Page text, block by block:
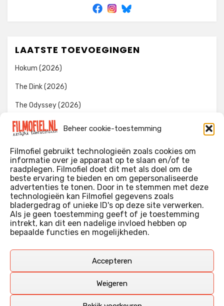
Beheer cookie-toestemming
Filmofiel gebruikt technologieën zoals cookies om
informatie over je apparaat op te slaan en/of te
raadplegen. Filmofiel doet dit met als doel om de
beste ervaring te bieden en om gepersonaliseerde
advertenties te tonen. Door in te stemmen met deze
technologieën kan Filmofiel gegevens zoals
bladergedrag of unieke ID's op deze site verwerken.
Als je geen toestemming geeft of je toestemming
intrekt, kan dit een nadelige invloed hebben op
bepaalde functies en mogelijkheden.
Accepteren
Weigeren
LAATSTE TOEVOEGINGEN
Hokum (2026)
The Dink (2026)
The Odyssey (2026)
Evil Dead Burn (2026)
WIE IK BEN…?
Ik ben ooit begonnen met m’n recensies omdat ik zoveel
films keek dat ik af en toe niet meer wist welke ik nu wel of
niet gezien had. Ik ben een filmliefhebber, heb als hobby nog
erg lang in een videotheek gewerkt, en heb als coproducent
Deze recensies zijn dan ook vooral vrij pretentieloze
aangevuld met een groeiende kennis over de kunde én de
kunst van het maken van film.